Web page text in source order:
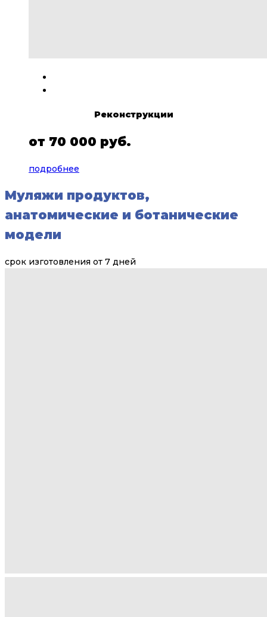
Реконструкции
от 70 000 руб.
подробнее
Муляжи продуктов,
анатомические и ботанические
модели
срок изготовления от 7 дней